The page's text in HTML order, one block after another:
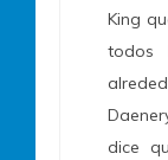
King
todos
dice